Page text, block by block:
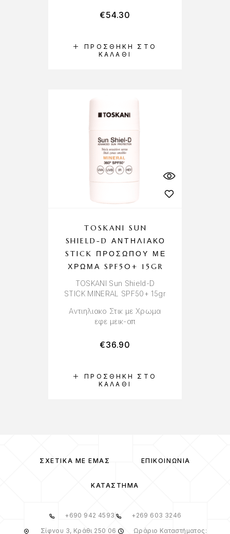
ΠΡΟΣΘΉΚΗ ΣΤΟ
ΚΑΛΆΘΙ
€54.30
ΠΡΟΣΘΉΚΗ ΣΤΟ
ΚΑΛΆΘΙ
TOSKANI SUN
SHIELD-D ΑΝΤΗΛΙΑΚΌ
STICK ΠΡΟΣΏΠΟΥ ΜΕ
ΧΡΏΜΑ SPF50+ 15GR
TOSKANI Sun Shield-D
STICK MINERAL SPF50+ 15gr
Αντιηλιακο Στικ με Χρωμα
εφε μεικ-απ
€36.90
ΣΧΕΤΙΚΆ ΜΕ ΕΜΆΣ ΕΠΙΚΟΙΝΩΝΊΑ
ΚΑΤΆΣΤΗΜΑ
+690 942 4593
+269 603 3246
Σίφνου 3, Κράθι 250 06
Ωράριο Καταστήματος: